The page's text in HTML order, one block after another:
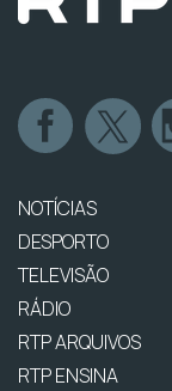
NOTÍCIAS
DESPORTO
TELEVISÃO
RÁDIO
RTP ARQUIVOS
RTP ENSINA